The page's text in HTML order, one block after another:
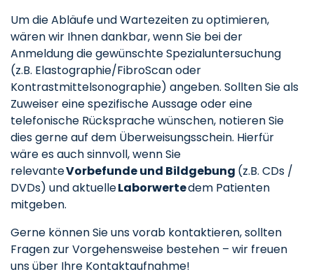
Um die Abläufe und Wartezeiten zu optimieren,
wären wir Ihnen dankbar, wenn Sie bei der
Anmeldung die gewünschte Spezialuntersuchung
(z.B. Elastographie/FibroScan oder
Kontrastmittelsonographie) angeben. Sollten Sie als
Zuweiser eine spezifische Aussage oder eine
telefonische Rücksprache wünschen, notieren Sie
dies gerne auf dem Überweisungsschein. Hierfür
wäre es auch sinnvoll, wenn Sie
relevanteVorbefunde und Bildgebung (z.B. CDs /
DVDs) und aktuelleLaborwertedem Patienten
mitgeben.
Gerne können Sie uns vorab kontaktieren, sollten
Fragen zur Vorgehensweise bestehen – wir freuen
uns über Ihre Kontaktaufnahme!